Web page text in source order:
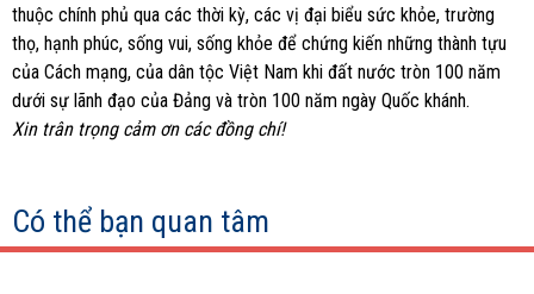
thuộc chính phủ qua các thời kỳ, các vị đại biểu sức khỏe, trường
thọ, hạnh phúc, sống vui, sống khỏe để chứng kiến những thành tựu
của Cách mạng, của dân tộc Việt Nam khi đất nước tròn 100 năm
dưới sự lãnh đạo của Đảng và tròn 100 năm ngày Quốc khánh.
Xin trân trọng cảm ơn các đồng chí!
Có thể bạn quan tâm